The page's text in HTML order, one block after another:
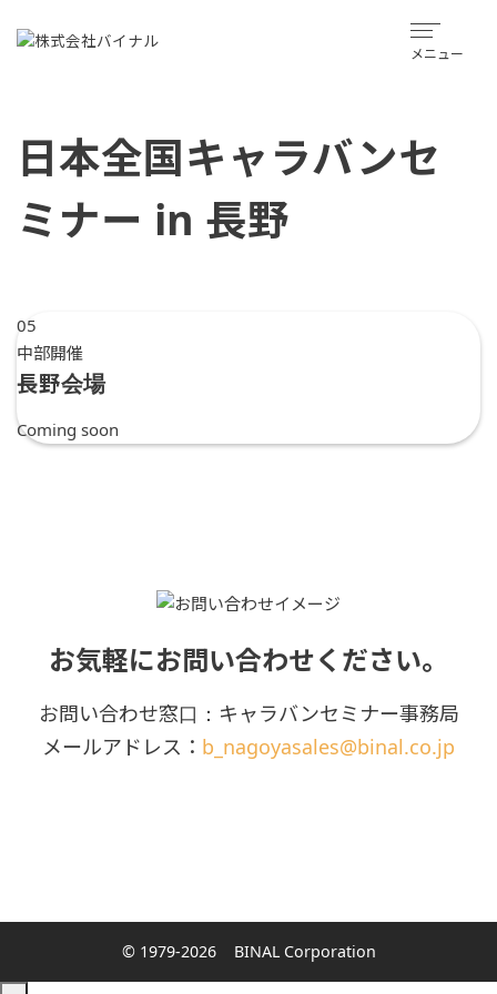
メニュー
日本全国キャラバンセ
ミナー in 長野
05
中部開催
長野会場
Coming soon
お気軽にお問い合わせください。
お問い合わせ窓口：キャラバンセミナー事務局
メールアドレス： b_nagoyasales@binal.co.jp
© 1979-2026 BINAL Corporation